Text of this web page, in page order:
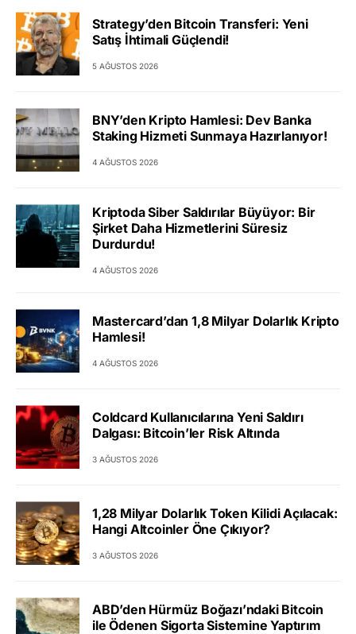
Strategy’den Bitcoin Transferi: Yeni
Satış İhtimali Güçlendi!
5 AĞUSTOS 2026
BNY’den Kripto Hamlesi: Dev Banka
Staking Hizmeti Sunmaya Hazırlanıyor!
4 AĞUSTOS 2026
Kriptoda Siber Saldırılar Büyüyor: Bir
Şirket Daha Hizmetlerini Süresiz
Durdurdu!
4 AĞUSTOS 2026
Mastercard’dan 1,8 Milyar Dolarlık Kripto
Hamlesi!
4 AĞUSTOS 2026
Coldcard Kullanıcılarına Yeni Saldırı
Dalgası: Bitcoin’ler Risk Altında
3 AĞUSTOS 2026
1,28 Milyar Dolarlık Token Kilidi Açılacak:
Hangi Altcoinler Öne Çıkıyor?
3 AĞUSTOS 2026
ABD’den Hürmüz Boğazı’ndaki Bitcoin
ile Ödenen Sigorta Sistemine Yaptırım